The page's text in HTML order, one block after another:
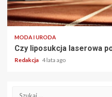
2 min read
MODA I URODA
Czy liposukcja laserowa
Redakcja 4 lata ago
Szukaj: